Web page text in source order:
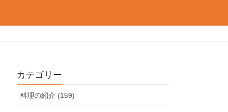
カテゴリー
料理の紹介 (159)